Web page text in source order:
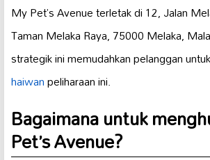
My Pet’s Avenue terletak di 12, Jalan
Taman Melaka Raya, 75000 Melaka,
strategik ini memudahkan pelanggan
haiwanpeliharaan ini.
Bagaimana untuk
Pet’s Avenue?